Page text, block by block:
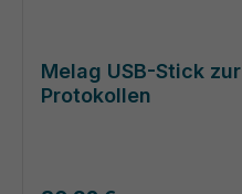
Melag USB-Stick
Protokollen